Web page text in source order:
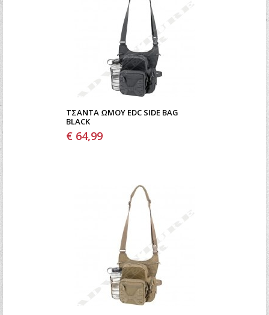
ΤΣΆΝΤΑ ΏΜΟΥ EDC SIDE BAG
BLACK
€ 64,99